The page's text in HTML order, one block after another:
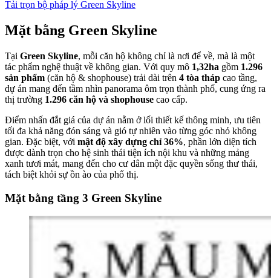
Tải trọn bộ pháp lý Green Skyline
Mặt bằng Green Skyline
Tại Green Skyline, mỗi căn hộ không chỉ là nơi để về, mà là một
tác phẩm nghệ thuật về không gian. Với quy mô 1,32ha gồm 1.296
sản phẩm (căn hộ & shophouse) trải dài trên 4 tòa tháp cao tầng,
dự án mang đến tầm nhìn panorama ôm trọn thành phố, cung ứng ra
thị trường 1.296 căn hộ và shophouse cao cấp.
Điểm nhấn đắt giá của dự án nằm ở lối thiết kế thông minh, ưu tiên
tối đa khả năng đón sáng và gió tự nhiên vào từng góc nhỏ không
gian. Đặc biệt, với mật độ xây dựng chỉ 36%, phần lớn diện tích
được dành trọn cho hệ sinh thái tiện ích nội khu và những mảng
xanh tươi mát, mang đến cho cư dân một đặc quyền sống thư thái,
tách biệt khỏi sự ồn ào của phố thị.
Mặt bằng tầng 3 Green Skyline